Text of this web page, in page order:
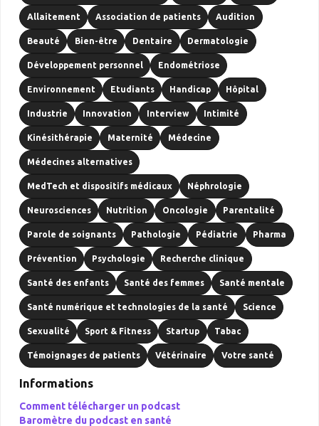
Allaitement Association de patients Audition
Beauté Bien-être Dentaire Dermatologie
Développement personnel Endométriose
Environnement Etudiants Handicap Hôpital
Industrie Innovation Interview Intimité
Kinésithérapie Maternité Médecine
Médecines alternatives
MedTech et dispositifs médicaux Néphrologie
Neurosciences Nutrition Oncologie Parentalité
Parole de soignants Pathologie Pédiatrie Pharma
Prévention Psychologie Recherche clinique
Santé des enfants Santé des femmes Santé mentale
Santé numérique et technologies de la santé Science
Sexualité Sport & Fitness Startup Tabac
Témoignages de patients Vétérinaire Votre santé
Informations
Comment télécharger un podcast
Baromètre du podcast en santé